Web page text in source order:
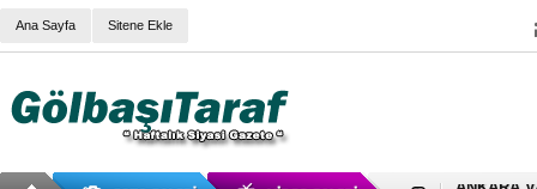
Ana Sayfa Sitene Ekle